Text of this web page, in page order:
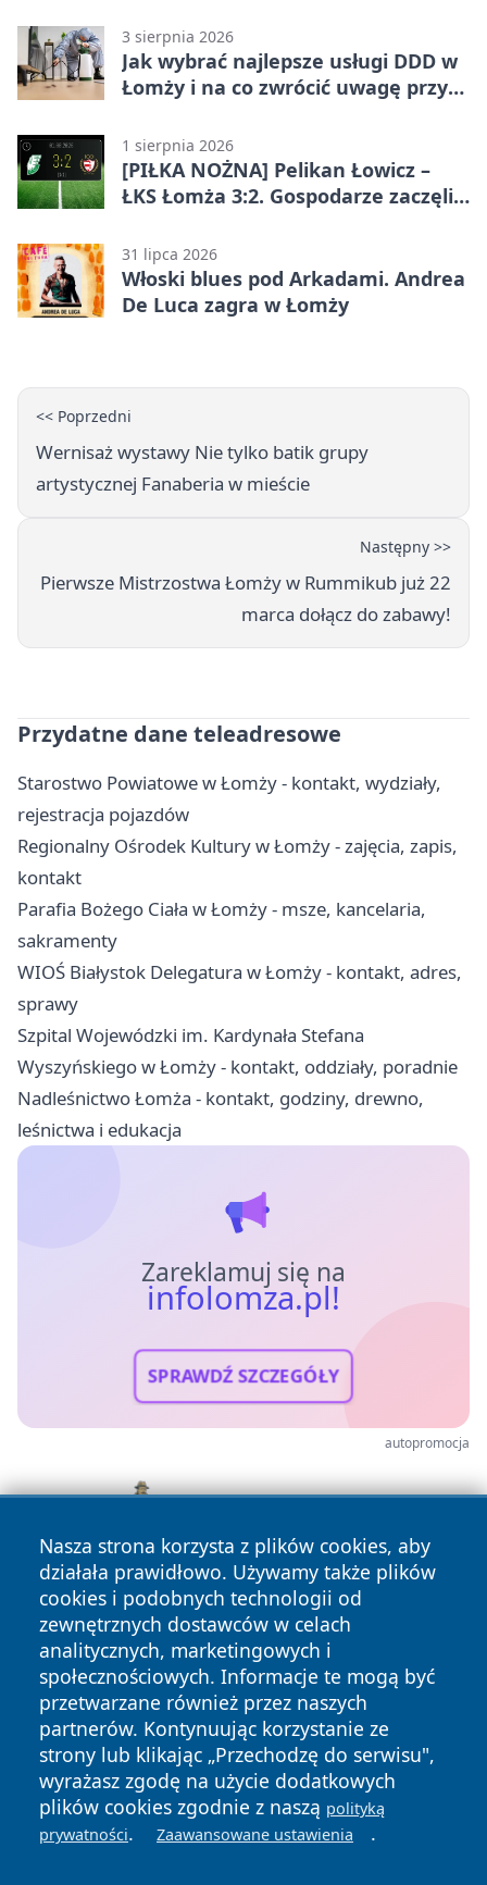
3 sierpnia 2026
Jak wybrać najlepsze usługi DDD w
Łomży i na co zwrócić uwagę przy
1 sierpnia 2026
[PIŁKA NOŻNA] Pelikan Łowicz –
ŁKS Łomża 3:2. Gospodarze zaczęli
Liga Grupa 1 (Grupa I)
31 lipca 2026
Włoski blues pod Arkadami. Andrea
De Luca zagra w Łomży
<< Poprzedni
Wernisaż wystawy Nie tylko batik grupy
artystycznej Fanaberia w mieście
Następny >>
Pierwsze Mistrzostwa Łomży w Rummikub już 22
marca dołącz do zabawy!
Przydatne dane teleadresowe
Starostwo Powiatowe w Łomży - kontakt, wydziały,
rejestracja pojazdów
Regionalny Ośrodek Kultury w Łomży - zajęcia, zapis,
kontakt
Parafia Bożego Ciała w Łomży - msze, kancelaria,
sakramenty
WIOŚ Białystok Delegatura w Łomży - kontakt, adres,
sprawy
Szpital Wojewódzki im. Kardynała Stefana
Wyszyńskiego w Łomży - kontakt, oddziały, poradnie
Nadleśnictwo Łomża - kontakt, godziny, drewno,
leśnictwa i edukacja
Zareklamuj się na
infolomza.pl!
SPRAWDŹ SZCZEGÓŁY
autopromocja
Nasza strona korzysta z plików cookies, aby
działała prawidłowo. Używamy także plików
cookies i podobnych technologii od
zewnętrznych dostawców w celach
analitycznych, marketingowych i
społecznościowych. Informacje te mogą być
przetwarzane również przez naszych
partnerów. Kontynuując korzystanie ze
strony lub klikając „Przechodzę do serwisu",
wyrażasz zgodę na użycie dodatkowych
plików cookies zgodnie z naszą polityką
prywatności. Zaawansowane ustawienia .
Copyright © 2026 infolomza.pl Wszystkie prawa zastrzeżone.
News Autorzy
Polityka
Polityka